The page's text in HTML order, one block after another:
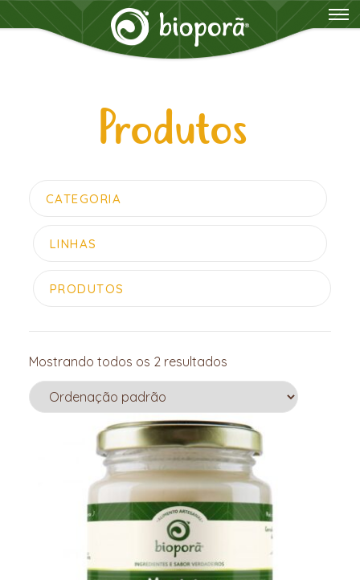
Produtos
Mostrando todos os 2 resultados